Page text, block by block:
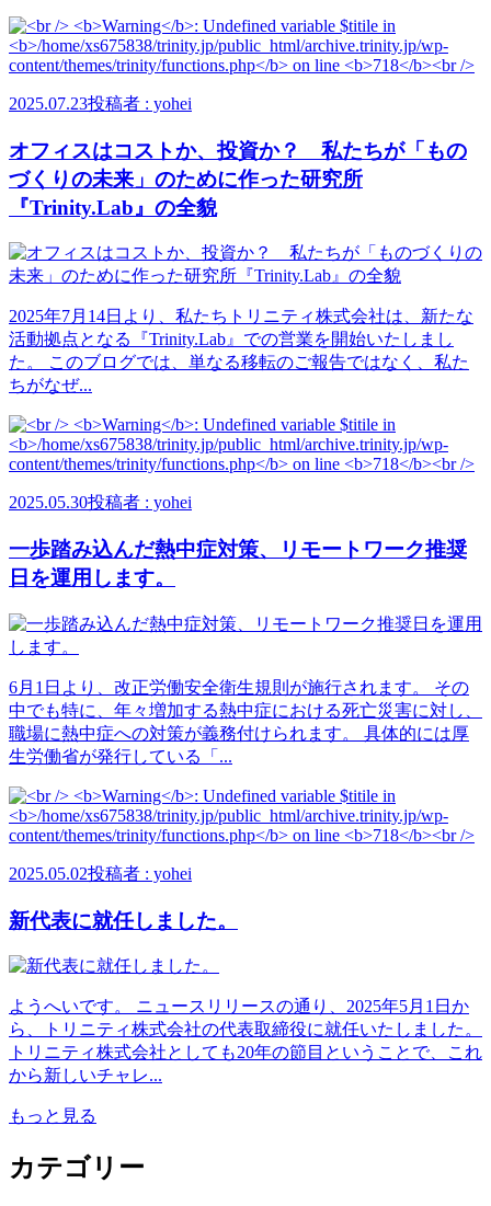
2025.07.23投稿者 : yohei
オフィスはコストか、投資か？ 私たちが「もの
づくりの未来」のために作った研究所
『Trinity.Lab』の全貌
2025年7月14日より、私たちトリニティ株式会社は、新たな
活動拠点となる『Trinity.Lab』での営業を開始いたしまし
た。 このブログでは、単なる移転のご報告ではなく、私た
ちがなぜ...
2025.05.30投稿者 : yohei
一歩踏み込んだ熱中症対策、リモートワーク推奨
日を運用します。
6月1日より、改正労働安全衛生規則が施行されます。 その
中でも特に、年々増加する熱中症における死亡災害に対し、
職場に熱中症への対策が義務付けられます。 具体的には厚
生労働省が発行している「...
2025.05.02投稿者 : yohei
新代表に就任しました。
ようへいです。 ニュースリリースの通り、2025年5月1日か
ら、トリニティ株式会社の代表取締役に就任いたしました。
トリニティ株式会社としても20年の節目ということで、これ
から新しいチャレ...
もっと見る
カテゴリー